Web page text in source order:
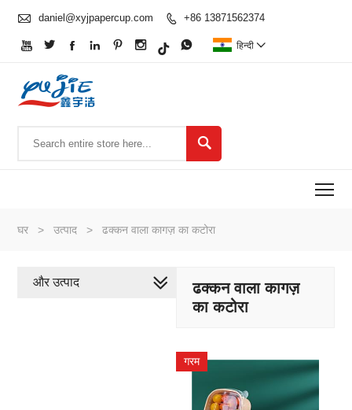
 daniel@xyjpapercup.com  +86 13871562374
       हिन्दी 

घर > उत्पाद > ढक्कन वाला कागज़ का कटोरा
ढक्कन वाला कागज़
का कटोरा
गरम
और उत्पाद